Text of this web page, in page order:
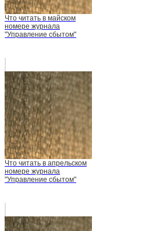
Что читать в майском
номере журнала
"Управление сбытом"
Что читать в апрельском
номере журнала
"Управление сбытом"